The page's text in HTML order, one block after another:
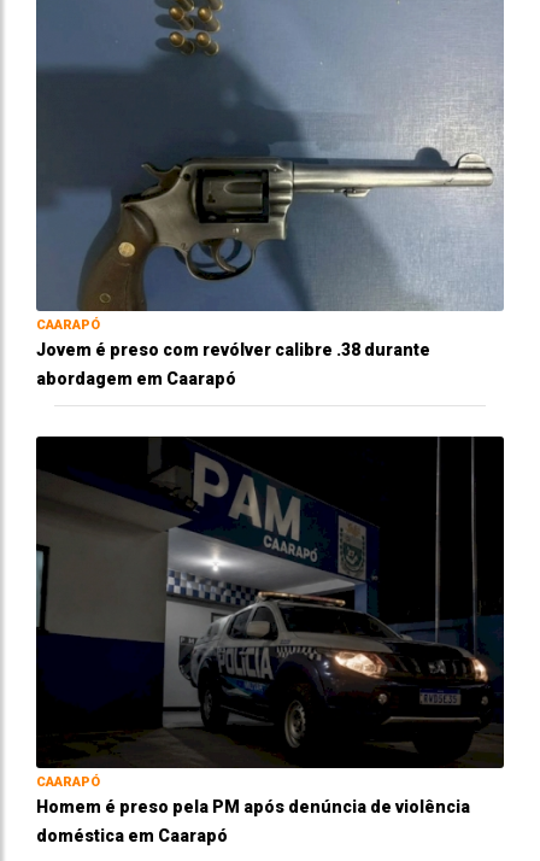
CAARAPÓ
Jovem é preso com revólver calibre .38 durante
abordagem em Caarapó
CAARAPÓ
Homem é preso pela PM após denúncia de violência
doméstica em Caarapó